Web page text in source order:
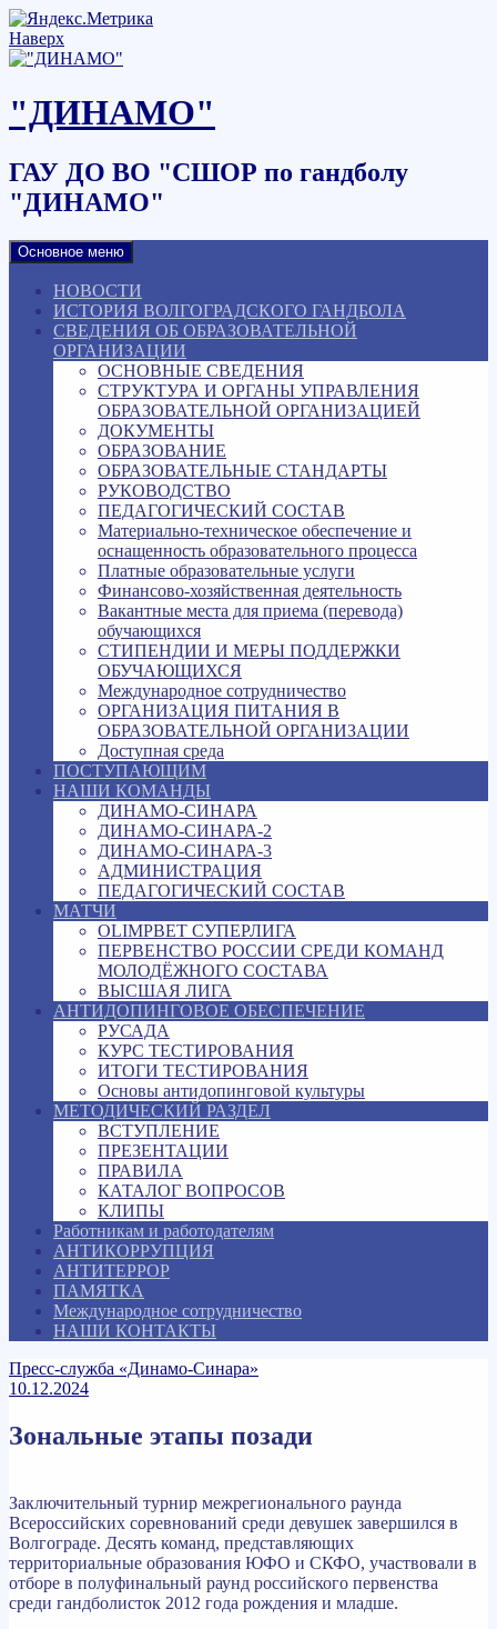
Наверх
"ДИНАМО"
ГАУ ДО ВО "СШОР по гандболу
"ДИНАМО"
Основное меню
НОВОСТИ
ИСТОРИЯ ВОЛГОГРАДСКОГО ГАНДБОЛА
СВЕДЕНИЯ ОБ ОБРАЗОВАТЕЛЬНОЙ
ОРГАНИЗАЦИИ
ОСНОВНЫЕ СВЕДЕНИЯ
СТРУКТУРА И ОРГАНЫ УПРАВЛЕНИЯ
ОБРАЗОВАТЕЛЬНОЙ ОРГАНИЗАЦИЕЙ
ДОКУМЕНТЫ
ОБРАЗОВАНИЕ
ОБРАЗОВАТЕЛЬНЫЕ СТАНДАРТЫ
РУКОВОДСТВО
ПЕДАГОГИЧЕСКИЙ СОСТАВ
Материально-техническое обеспечение и
оснащенность образовательного процесса
Платные образовательные услуги
Финансово-хозяйственная деятельность
Вакантные места для приема (перевода)
обучающихся
СТИПЕНДИИ И МЕРЫ ПОДДЕРЖКИ
ОБУЧАЮЩИХСЯ
Международное сотрудничество
ОРГАНИЗАЦИЯ ПИТАНИЯ В
ОБРАЗОВАТЕЛЬНОЙ ОРГАНИЗАЦИИ
Доступная среда
ПОСТУПАЮЩИМ
НАШИ КОМАНДЫ
ДИНАМО-СИНАРА
ДИНАМО-СИНАРА-2
ДИНАМО-СИНАРА-3
АДМИНИСТРАЦИЯ
ПЕДАГОГИЧЕСКИЙ СОСТАВ
МАТЧИ
OLIMPBET СУПЕРЛИГА
ПЕРВЕНСТВО РОССИИ СРЕДИ КОМАНД
МОЛОДЁЖНОГО СОСТАВА
ВЫСШАЯ ЛИГА
АНТИДОПИНГОВОЕ ОБЕСПЕЧЕНИЕ
РУСАДА
КУРС ТЕСТИРОВАНИЯ
ИТОГИ ТЕСТИРОВАНИЯ
Основы антидопинговой культуры
МЕТОДИЧЕСКИЙ РАЗДЕЛ
ВСТУПЛЕНИЕ
ПРЕЗЕНТАЦИИ
ПРАВИЛА
КАТАЛОГ ВОПРОСОВ
КЛИПЫ
Работникам и работодателям
АНТИКОРРУПЦИЯ
АНТИТЕРРОР
ПАМЯТКА
Международное сотрудничество
НАШИ КОНТАКТЫ
Пресс-служба «Динамо-Синара»
10.12.2024
Зональные этапы позади
Заключительный турнир межрегионального раунда
Всероссийских соревнований среди девушек завершился в
Волгограде. Десять команд, представляющих
территориальные образования ЮФО и СКФО, участвовали в
отборе в полуфинальный раунд российского первенства
среди гандболисток 2012 года рождения и младше.